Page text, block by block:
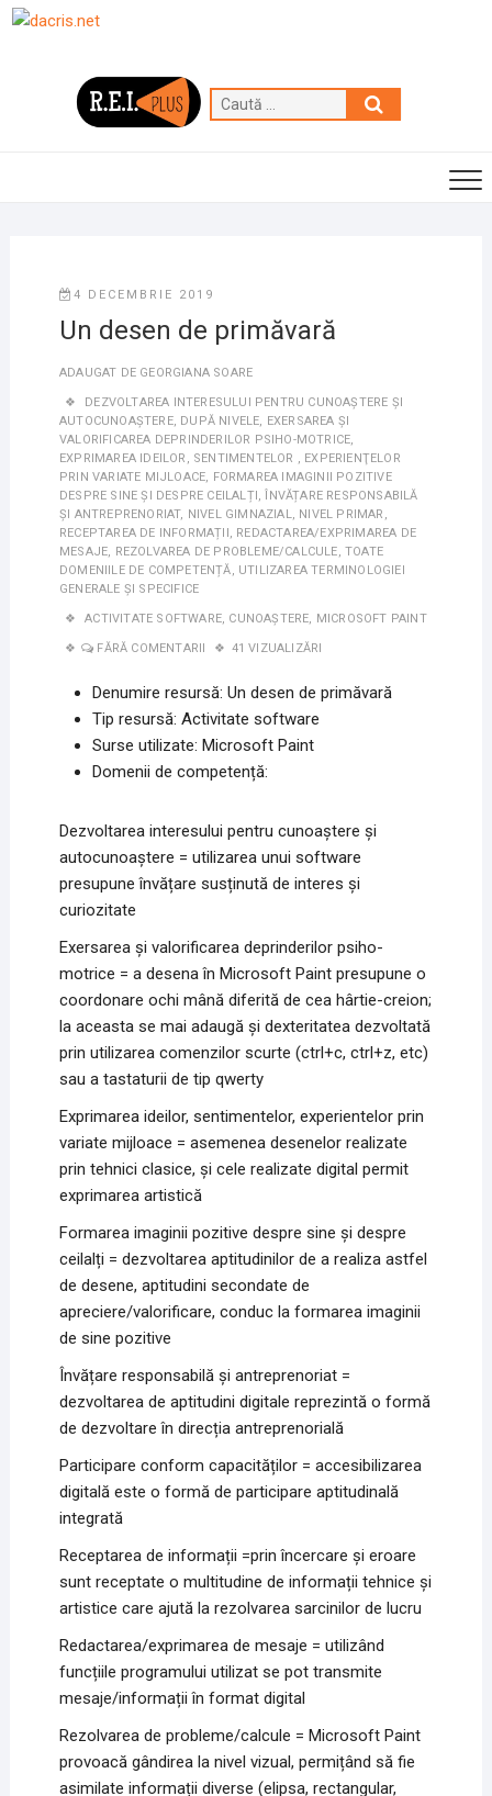
Skip
Caută
…
4 DECEMBRIE 2019
Un desen de primăvară
ADAUGAT DE GEORGIANA SOARE
DEZVOLTAREA INTERESULUI PENTRU CUNOAŞTERE ȘI
AUTOCUNOAŞTERE, DUPĂ NIVELE, EXERSAREA ȘI
VALORIFICAREA DEPRINDERILOR PSIHO-MOTRICE,
EXPRIMAREA IDEILOR, SENTIMENTELOR , EXPERIENŢELOR
PRIN VARIATE MIJLOACE, FORMAREA IMAGINII POZITIVE
DESPRE SINE ȘI DESPRE CEILALȚI,ÎNVĂȚARE RESPONSABILĂ
ȘI ANTREPRENORIAT, NIVEL GIMNAZIAL, NIVEL PRIMAR ,
RECEPTAREA DE INFORMAȚII, REDACTAREA/EXPRIMAREA DE
MESAJE, REZOLVAREA DE PROBLEME/CALCULE, TOATE
DOMENIILE DE COMPETENȚĂ, UTILIZAREA TERMINOLOGIEI
GENERALE ȘI SPECIFICE
ACTIVITATE SOFTWARE, CUNOAȘTERE, MICROSOFT PAINT
FĂRĂ COMENTARII 41 VIZUALIZĂRI
Denumire resursă: Un desen de primăvară
Tip resursă: Activitate software
Surse utilizate: Microsoft Paint
Domenii de competență:
Dezvoltarea interesului pentru cunoaștere și
autocunoaștere = utilizarea unui software
presupune învățare susținută de interes și
curiozitate
Exersarea și valorificarea deprinderilor psiho-
motrice = a desena în Microsoft Paint presupune o
coordonare ochi mână diferită de cea hârtie-creion;
la aceasta se mai adaugă și dexteritatea dezvoltată
prin utilizarea comenzilor scurte (ctrl+c, ctrl+z, etc)
sau a tastaturii de tip qwerty
Exprimarea ideilor, sentimentelor, experientelor prin
variate mijloace = asemenea desenelor realizate
prin tehnici clasice, și cele realizate digital permit
exprimarea artistică
Formarea imaginii pozitive despre sine și despre
ceilalți = dezvoltarea aptitudinilor de a realiza astfel
de desene, aptitudini secondate de
apreciere/valorificare, conduc la formarea imaginii
de sine pozitive
Învățare responsabilă și antreprenoriat =
dezvoltarea de aptitudini digitale reprezintă o formă
de dezvoltare în direcția antreprenorială
Participare conform capacităților = accesibilizarea
digitală este o formă de participare aptitudinală
integrată
Receptarea de informații =prin încercare și eroare
sunt receptate o multitudine de informații tehnice și
artistice care ajută la rezolvarea sarcinilor de lucru
Redactarea/exprimarea de mesaje = utilizând
funcțiile programului utilizat se pot transmite
mesaje/informații în format digital
Rezolvarea de probleme/calcule = Microsoft Paint
provoacă gândirea la nivel vizual, permițând să fie
asimilate informații diverse (elipsa, rectangular,